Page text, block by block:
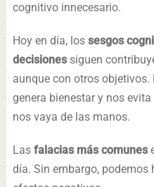
cognitivo innecesario.
Hoy en día, los sesgos
decisionessiguen
aunque con otros
genera bienestar y nos
nos vaya de las manos.
Las falacias más comunes
día. Sin embargo,